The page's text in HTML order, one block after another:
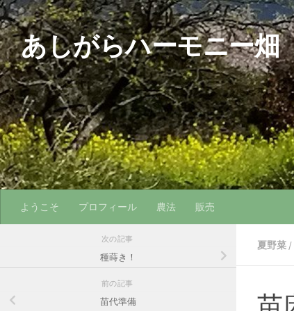
コンテンツへスキップ
あしがらハーモニー畑
ようこそ プロフィール 農法 販売
夏野菜 /
次の記事
種蒔き！
前の記事
苗代準備